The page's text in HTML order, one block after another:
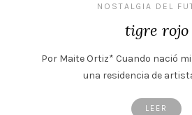
NOSTALGIA DEL
tigre rojo
Por Maite Ortiz* Cuando nació
una residencia de
LEER